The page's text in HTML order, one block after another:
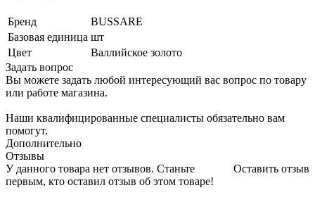
Бренд
BUSSARE
Базовая единица шт
Цвет
Валлийское золото
Задать вопрос
Вы можете задать любой интересующий вас вопрос по товару
или работе магазина.
Наши квалифицированные специалисты обязательно вам
помогут.
Дополнительно
Отзывы
Оставить отзыв
У данного товара нет отзывов. Станьте
первым, кто оставил отзыв об этом товаре!